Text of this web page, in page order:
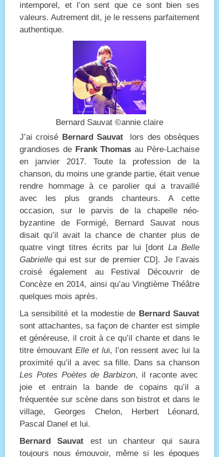
intemporel, et l’on sent que ce sont bien ses
valeurs. Autrement dit, je le ressens parfaitement
authentique.
Bernard Sauvat ©annie claire
J’ai croisé Bernard Sauvatlors des obsèques
grandioses de Frank Thomas au Père-Lachaise
en janvier 2017. Toute la profession de la
chanson, du moins une grande partie, était venue
rendre hommage à ce parolier qui a travaillé
avec les plus grands chanteurs. A cette
occasion, sur le parvis de la chapelle néo-
byzantine de Formigé, Bernard Sauvat nous
disait qu’il avait la chance de chanter plus de
quatre vingt titres écrits par lui [dont La Belle
Gabrielle qui est sur de premier CD]. Je l’avais
croisé également au Festival Découvrir de
Concèze en 2014, ainsi qu’au Vingtième Théâtre
quelques mois après.
La sensibilité et la modestie de Bernard Sauvat
sont attachantes, sa façon de chanter est simple
et généreuse, il croit à ce qu’il chante et dans le
titre émouvant Elle et lui, l’on ressent avec lui la
proximité qu’il a avec sa fille. Dans sa chanson
Les Potes Poètes de Barbizon, il raconte avec
joie et entrain la bande de copains qu’il a
fréquentée sur scène dans son bistrot et dans le
village, Georges Chelon, Herbert Léonard,
Pascal Danel et lui.
Bernard Sauvat est un chanteur qui saura
toujours nous émouvoir, même si les époques